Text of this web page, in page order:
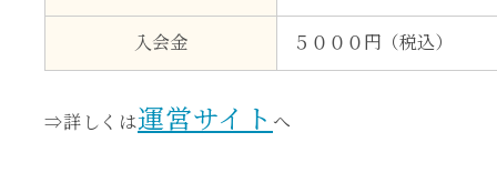
入会金 ５０００円（税込）
⇒詳しくは運営サイト へ